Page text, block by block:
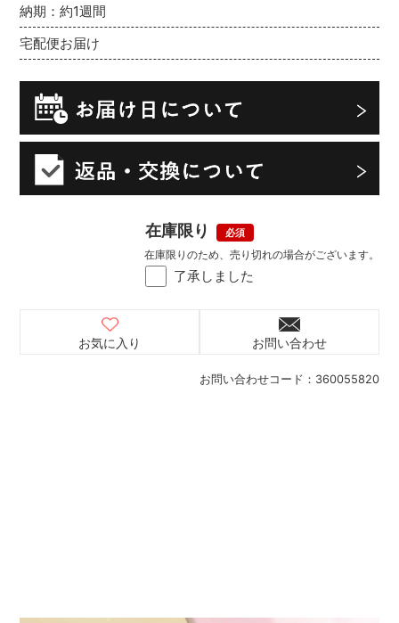
お問い合わせコード： 360055820
納期：約1週間
宅配便お届け
在庫限り
了承しました
在庫限りのため、売り切れの場合がございます。
お気に入り お問い合わせ